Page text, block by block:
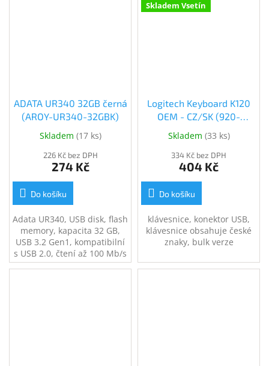
ADATA UR340 32GB černá
(AROY-UR340-32GBK)
Skladem (17 ks)
226 Kč bez DPH
274 Kč
Do košíku
Adata UR340, USB disk, flash
memory, kapacita 32 GB,
USB 3.2 Gen1, kompatibilní
s USB 2.0, čtení až 100 Mb/s
Skladem Vsetín
Logitech Keyboard K120
OEM - CZ/SK (920-
002641)
Skladem (33 ks)
334 Kč bez DPH
404 Kč
Do košíku
klávesnice, konektor USB,
klávesnice obsahuje české
znaky, bulk verze